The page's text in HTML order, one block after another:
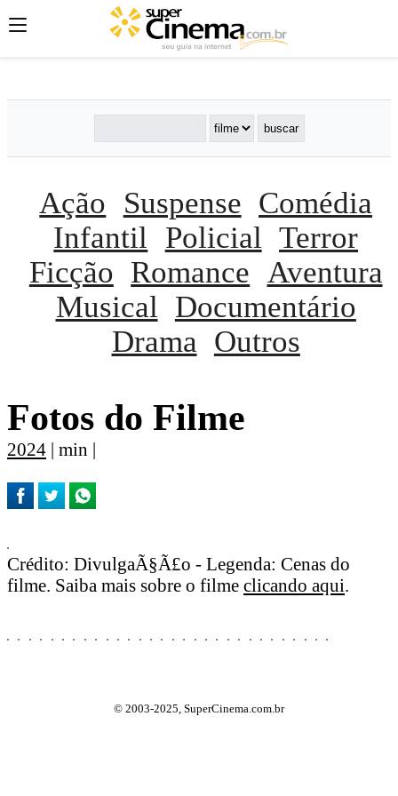
';';
Ação Suspense Comédia
Infantil
Policial Terror
Ficção Romance Aventura
Musical
Documentário
Drama Outros
Fotos do Filme
2024 | min |
Crédito: DivulgaÃ§Ã£o - Legenda: Cenas do
filme. Saiba mais sobre o filme clicando aqui.
© 2003-2025, SuperCinema.com.br